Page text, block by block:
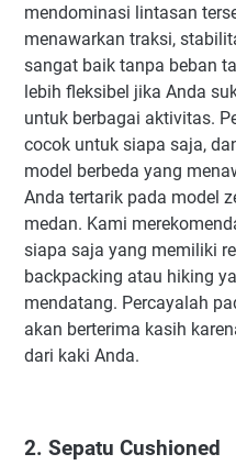
mendominasi lintasan
menawarkan traksi,
sangat baik tanpa beban
lebih fleksibel jika Anda
untuk berbagai aktivitas.
cocok untuk siapa saja,
model berbeda yang
Anda tertarik pada model
medan. Kami
siapa saja yang memiliki
backpacking atau hiking
mendatang. Percayalah
akan berterima kasih
dari kaki Anda.
2. Sepatu Cushioned